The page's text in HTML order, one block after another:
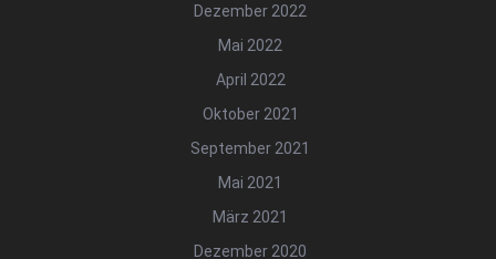
Dezember 2022
Mai 2022
April 2022
Oktober 2021
September 2021
Mai 2021
März 2021
Dezember 2020